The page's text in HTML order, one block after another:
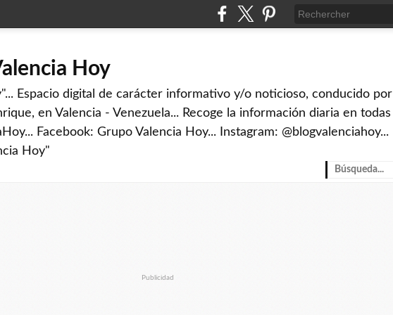
Hoy
Espacio digital de carácter informativo y/o noticioso, conducido por
en Valencia - Venezuela... Recoge la información diaria en todas
Facebook: Grupo Valencia Hoy... Instagram: @blogvalenciahoy...
Hoy"
Publicidad